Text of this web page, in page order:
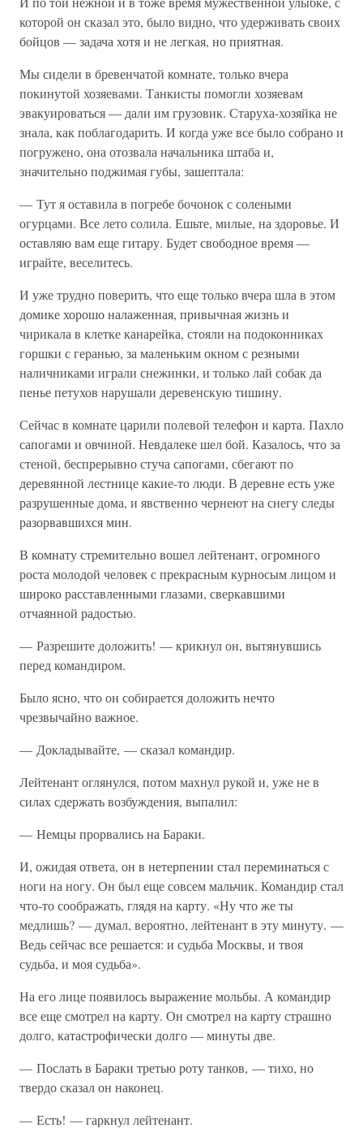
которой он сказал это, было видно, что удерживать своих
бойцов — задача хотя и не легкая, но приятная.
Мы сидели в бревенчатой комнате, только вчера
покинутой хозяевами. Танкисты помогли хозяевам
эвакуироваться — дали им грузовик. Старуха-хозяйка не
знала, как поблагодарить. И когда уже все было собрано и
погружено, она отозвала начальника штаба и,
значительно поджимая губы, зашептала:
— Тут я оставила в погребе бочонок с солеными
огурцами. Все лето солила. Ешьте, милые, на здоровье. И
оставляю вам еще гитару. Будет свободное время —
играйте, веселитесь.
И уже трудно поверить, что еще только вчера шла в этом
домике хорошо налаженная, привычная жизнь и
чирикала в клетке канарейка, стояли на подоконниках
горшки с геранью, за маленьким окном с резными
наличниками играли снежинки, и только лай собак да
пенье петухов нарушали деревенскую тишину.
Сейчас в комнате царили полевой телефон и карта. Пахло
сапогами и овчиной. Невдалеке шел бой. Казалось, что за
стеной, беспрерывно стуча сапогами, сбегают по
деревянной лестнице какие-то люди. В деревне есть уже
разрушенные дома, и явственно чернеют на снегу следы
разорвавшихся мин.
В комнату стремительно вошел лейтенант, огромного
роста молодой человек с прекрасным курносым лицом и
широко расставленными глазами, сверкавшими
отчаянной радостью.
— Разрешите доложить! — крикнул он, вытянувшись
перед командиром.
Было ясно, что он собирается доложить нечто
чрезвычайно важное.
— Докладывайте, — сказал командир.
Лейтенант оглянулся, потом махнул рукой и, уже не в
силах сдержать возбуждения, выпалил:
— Немцы прорвались на Бараки.
И, ожидая ответа, он в нетерпении стал переминаться с
ноги на ногу. Он был еще совсем мальчик. Командир стал
что-то соображать, глядя на карту. «Ну что же ты
медлишь? — думал, вероятно, лейтенант в эту минуту. —
Ведь сейчас все решается: и судьба Москвы, и твоя
судьба, и моя судьба».
На его лице появилось выражение мольбы. А командир
все еще смотрел на карту. Он смотрел на карту страшно
долго, катастрофически долго — минуты две.
— Послать в Бараки третью роту танков, — тихо, но
твердо сказал он наконец.
— Есть! — гаркнул лейтенант.